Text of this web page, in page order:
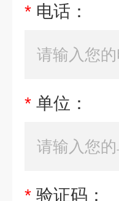
* 电话：
* 单位：
* 验证码：